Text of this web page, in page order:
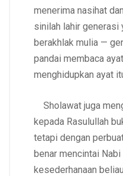
menerima nasihat
sinilah lahir generasi
berakhlak mulia —
pandai membaca
menghidupkan ayat
Sholawat juga
kepada Rasulullah
tetapi dengan
benar mencintai
kesederhanaan